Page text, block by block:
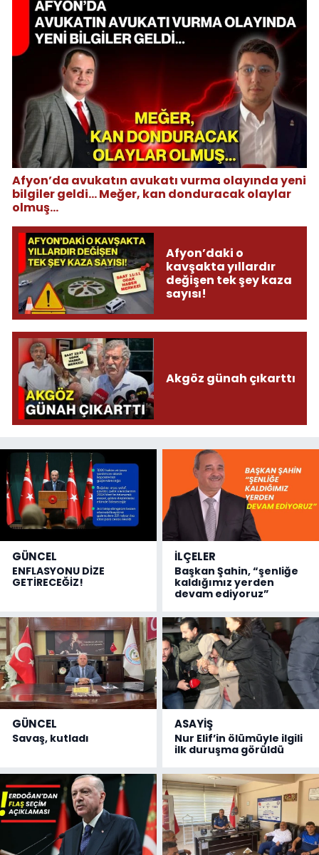
Afyon’da avukatın avukatı vurma olayında yeni
bilgiler geldi... Meğer, kan donduracak olaylar
olmuş...
Afyon’daki o
kavşakta yıllardır
değişen tek şey kaza
sayısı!
Akgöz günah çıkarttı
GÜNCEL
ENFLASYONU DİZE
GETİRECEĞİZ!
İLÇELER
Başkan Şahin, “şenliğe
kaldığımız yerden
devam ediyoruz”
GÜNCEL
Savaş, kutladı
ASAYİŞ
Nur Elif’in ölümüyle ilgili
ilk duruşma görüldü